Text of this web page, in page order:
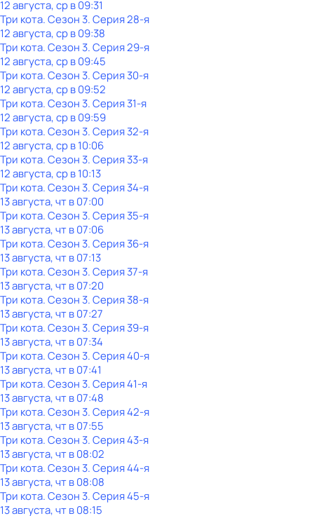
12 августа, ср в 09:31
Три кота. Сезон 3. Серия 28-я
12 августа, ср в 09:38
Три кота. Сезон 3. Серия 29-я
12 августа, ср в 09:45
Три кота. Сезон 3. Серия 30-я
12 августа, ср в 09:52
Три кота. Сезон 3. Серия 31-я
12 августа, ср в 09:59
Три кота. Сезон 3. Серия 32-я
12 августа, ср в 10:06
Три кота. Сезон 3. Серия 33-я
12 августа, ср в 10:13
Три кота. Сезон 3. Серия 34-я
13 августа, чт в 07:00
Три кота. Сезон 3. Серия 35-я
13 августа, чт в 07:06
Три кота. Сезон 3. Серия 36-я
13 августа, чт в 07:13
Три кота. Сезон 3. Серия 37-я
13 августа, чт в 07:20
Три кота. Сезон 3. Серия 38-я
13 августа, чт в 07:27
Три кота. Сезон 3. Серия 39-я
13 августа, чт в 07:34
Три кота. Сезон 3. Серия 40-я
13 августа, чт в 07:41
Три кота. Сезон 3. Серия 41-я
13 августа, чт в 07:48
Три кота. Сезон 3. Серия 42-я
13 августа, чт в 07:55
Три кота. Сезон 3. Серия 43-я
13 августа, чт в 08:02
Три кота. Сезон 3. Серия 44-я
13 августа, чт в 08:08
Три кота. Сезон 3. Серия 45-я
13 августа, чт в 08:15